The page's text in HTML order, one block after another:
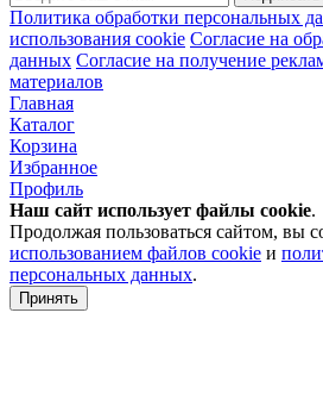
Политика обработки персональных
использования cookie Согласие на
данных Согласие на получение
материалов
Главная
Каталог
Корзина
Избранное
Профиль
Наш сайт использует файлы cookie.
Продолжая пользоваться сайтом, вы
использованием файлов cookie и
персональных данных.
Принять